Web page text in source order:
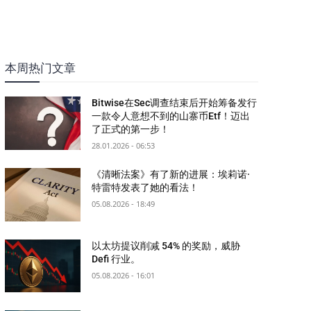
本周热门文章
Bitwise在Sec调查结束后开始筹备发行
一款令人意想不到的山寨币Etf！迈出
了正式的第一步！
28.01.2026 - 06:53
《清晰法案》有了新的进展：埃莉诺·
特雷特发表了她的看法！
05.08.2026 - 18:49
以太坊提议削减 54% 的奖励，威胁
Defi 行业。
05.08.2026 - 16:01